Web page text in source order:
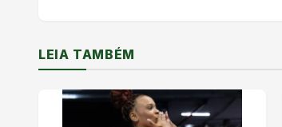
LEIA TAMBÉM